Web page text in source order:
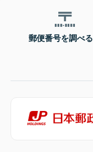
郵便番号を調べる